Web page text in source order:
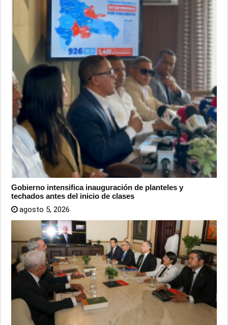
Gobierno intensifica inauguración de planteles y
techados antes del inicio de clases
agosto 5, 2026